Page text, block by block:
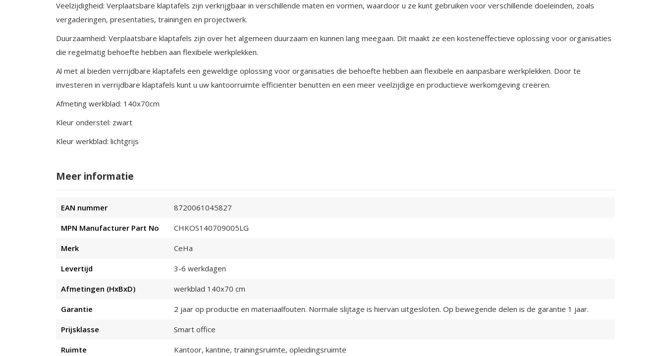
Veelzijdigheid: Verplaatsbare klaptafels zijn verkrijgbaar in verschillende maten en vormen, waardoor u ze kunt gebruiken voor verschillende doeleinden, zoals
vergaderingen, presentaties, trainingen en projectwerk.
Duurzaamheid: Verplaatsbare klaptafels zijn over het algemeen duurzaam en kunnen lang meegaan. Dit maakt ze een kosteneffectieve oplossing voor organisaties
die regelmatig behoefte hebben aan flexibele werkplekken.
Al met al bieden verrijdbare klaptafels een geweldige oplossing voor organisaties die behoefte hebben aan flexibele en aanpasbare werkplekken. Door te
investeren in verrijdbare klaptafels kunt u uw kantoorruimte efficiënter benutten en een meer veelzijdige en productieve werkomgeving creëren.
Afmeting werkblad: 140x70cm
Kleur onderstel: zwart
Kleur werkblad: lichtgrijs
Meer informatie
informatie
EAN nummer 8720061045827
MPN Manufacturer Part No CHKOS140709005LG
Merk CeHa
Levertijd 3-6 werkdagen
Afmetingen (HxBxD) werkblad 140x70 cm
Garantie 2 jaar op productie en materiaalfouten. Normale slijtage is hiervan uitgesloten. Op bewegende delen is de garantie 1 jaar.
Prijsklasse Smart office
Ruimte Kantoor, kantine, trainingsruimte, opleidingsruimte